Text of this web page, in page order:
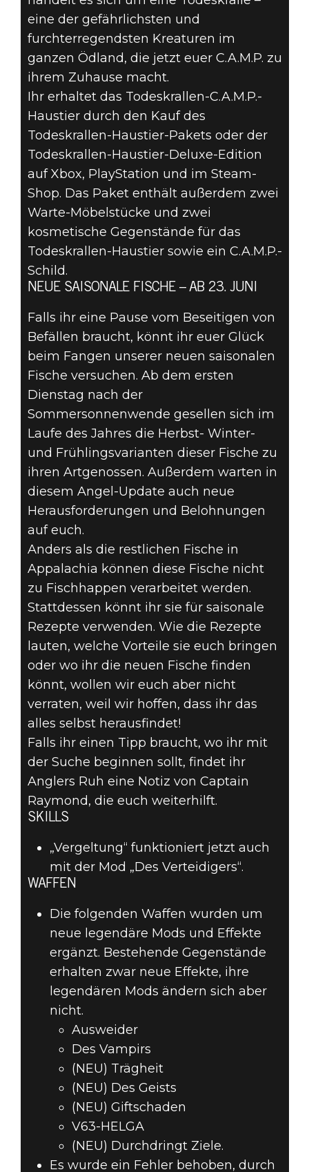
eine der gefährlichsten und
furchterregendsten Kreaturen im
ganzen Ödland, die jetzt euer C.A.M.P. zu
ihrem Zuhause macht.
Ihr erhaltet das Todeskrallen-C.A.M.P.-
Haustier durch den Kauf des
Todeskrallen-Haustier-Pakets oder der
Todeskrallen-Haustier-Deluxe-Edition
auf Xbox, PlayStation und im Steam-
Shop. Das Paket enthält außerdem zwei
Warte-Möbelstücke und zwei
kosmetische Gegenstände für das
Todeskrallen-Haustier sowie ein C.A.M.P.-
Schild.
NEUE SAISONALE FISCHE – AB 23. JUNI
Falls ihr eine Pause vom Beseitigen von
Befällen braucht, könnt ihr euer Glück
beim Fangen unserer neuen saisonalen
Fische versuchen. Ab dem ersten
Dienstag nach der
Sommersonnenwende gesellen sich im
Laufe des Jahres die Herbst- Winter-
und Frühlingsvarianten dieser Fische zu
ihren Artgenossen. Außerdem warten in
diesem Angel-Update auch neue
Herausforderungen und Belohnungen
auf euch.
Anders als die restlichen Fische in
Appalachia können diese Fische nicht
zu Fischhappen verarbeitet werden.
Stattdessen könnt ihr sie für saisonale
Rezepte verwenden. Wie die Rezepte
lauten, welche Vorteile sie euch bringen
oder wo ihr die neuen Fische finden
könnt, wollen wir euch aber nicht
verraten, weil wir hoffen, dass ihr das
alles selbst herausfindet!
Falls ihr einen Tipp braucht, wo ihr mit
der Suche beginnen sollt, findet ihr
Anglers Ruh eine Notiz von Captain
Raymond, die euch weiterhilft.
SKILLS
„Vergeltung“ funktioniert jetzt auch
mit der Mod „Des Verteidigers“.
WAFFEN
Die folgenden Waffen wurden um
neue legendäre Mods und Effekte
ergänzt. Bestehende Gegenstände
erhalten zwar neue Effekte, ihre
legendären Mods ändern sich aber
nicht.
Ausweider
Des Vampirs
(NEU) Trägheit
(NEU) Des Geists
(NEU) Giftschaden
V63-HELGA
(NEU) Durchdringt Ziele.
Es wurde ein Fehler behoben, durch